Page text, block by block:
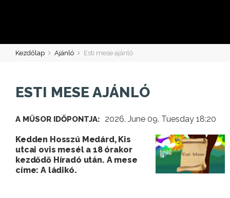
Kezdőlap Ajánló Esti mese ajánló
ESTI MESE AJÁNLÓ
A MŰSOR IDŐPONTJA: 2026. June 09. Tuesday 18:20
Kedden Hosszú Medárd, Kis
utcai ovis mesél a 18 órakor
kezdődő Híradó után. A mese
címe: A ládikó.